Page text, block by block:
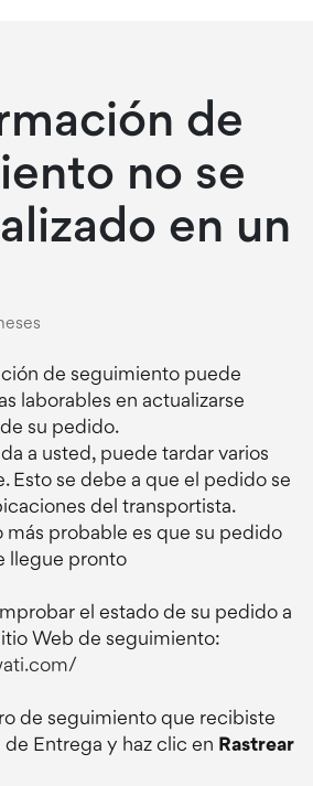
de
no se
en un
de seguimiento puede
laborables en actualizarse
su pedido.
a usted, puede tardar varios
Esto se debe a que el pedido se
del transportista.
más probable es que su pedido
llegue pronto
el estado de su pedido a
Web de seguimiento:
de seguimiento que recibiste
Entrega y haz clic en Rastrear